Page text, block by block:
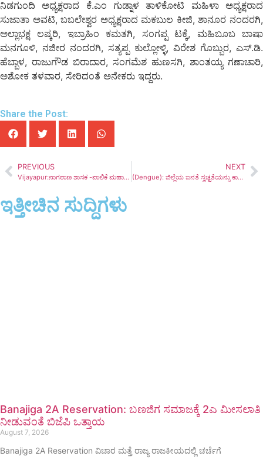
ನಿಡಗುಂದಿ ಅಧ್ಯಕ್ಷರಾದ ಕೆ.ಎಂ ಗುಡ್ನಾಳ ತಾಳಿಕೋಟಿ ಮಹಿಳಾ ಅಧ್ಯಕ್ಷರಾದ
ಸುಜಾತಾ ಅವಟಿ, ಬಬಲೇಶ್ವರ ಅಧ್ಯಕ್ಷರಾದ ಮಕಬುಲ ಕೀಜಿ, ಶಾನೂರ ನಂದರಗಿ,
ಅಲ್ಲಾಭಕ್ಷ ಲಷ್ಕರಿ, ಇಬ್ರಾಹಿಂ ಕಮತಗಿ, ಸಂಗಪ್ಪ ಟಕ್ಕೆ, ಮಹಿಬೂಬ ಬಾಷಾ
ಮನಗೂಳಿ, ನಜೀರ ನಂದರಗಿ, ಸತ್ಯಪ್ಪ ಕುಲ್ಲೋಳ್ಳಿ, ವಿರೇಶ ಗೊಬ್ಬುರ, ಎಸ್.ಡಿ.
ಹೆಬ್ಬಾಳ, ರಾಜುಗೌಡ ಬಿರಾದಾರ, ಸಂಗಮೆಶ ಹುಣಸಗಿ, ಶಾಂತಯ್ಯ ಗಣಾಚಾರಿ,
ಅಶೋಕ ತಳವಾರ, ಸೇರಿದಂತೆ ಅನೇಕರು ಇದ್ದರು.
Share the Post:
PREVIOUS
Vijayapur:ನಾಗಠಾಣ ಶಾಸಕ -ಪಾಲಿಕೆ ಮಹಾಪೌರರಿಂದ ಭೇಟಿ
NEXT
(Dengue): ಜಿಲ್ಲೆಯ ಜನತೆ ಸ್ವಚ್ಛತೆಯನ್ನು ಕಾಪಾಡಿ.
ಇತ್ತೀಚಿನ ಸುದ್ದಿಗಳು
Banajiga 2A Reservation: ಬಣಜಿಗ ಸಮಾಜಕ್ಕೆ 2ಎ ಮೀಸಲಾತಿ
ನೀಡುವಂತೆ ಬಿಜೆಪಿ ಒತ್ತಾಯ
August 7, 2026
Banajiga 2A Reservation ವಿಚಾರ ಮತ್ತೆ ರಾಜ್ಯ ರಾಜಕೀಯದಲ್ಲಿ ಚರ್ಚೆಗೆ